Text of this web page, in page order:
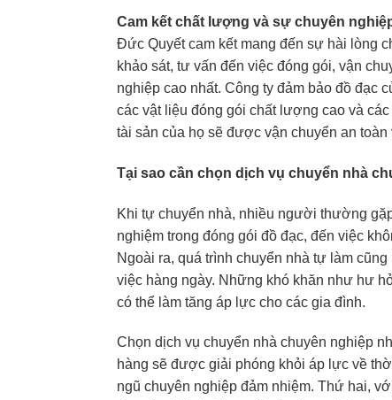
Cam kết chất lượng và sự chuyên
Đức Quyết cam kết mang đến sự hài lòng
khảo sát, tư vấn đến việc đóng gói, vận
nghiệp cao nhất. Công ty đảm bảo đồ đạc
các vật liệu đóng gói chất lượng cao và
tài sản của họ sẽ được vận chuyển an
Tại sao cần chọn dịch vụ chuyển nhà
Khi tự chuyển nhà, nhiều người thường
nghiệm trong đóng gói đồ đạc, đến việc
Ngoài ra, quá trình chuyển nhà tự làm
việc hàng ngày. Những khó khăn như hư
có thể làm tăng áp lực cho các gia đình.
Chọn dịch vụ chuyển nhà chuyên nghiệp
hàng sẽ được giải phóng khỏi áp lực về
ngũ chuyên nghiệp đảm nhiệm. Thứ hai,